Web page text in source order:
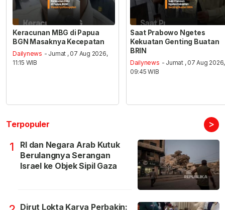
Keracunan MBG di Papua
BGN Masaknya Kecepatan
Dailynews - Jumat , 07 Aug 2026,
11:15 WIB
Saat Prabowo Ngetes
Kekuatan Genting Buatan
BRIN
Dailynews - Jumat , 07 Aug 2026,
09:45 WIB
Terpopuler >
1
RI dan Negara Arab Kutuk
Berulangnya Serangan
Israel ke Objek Sipil Gaza
Dirut Lokta Karya Perbakin: